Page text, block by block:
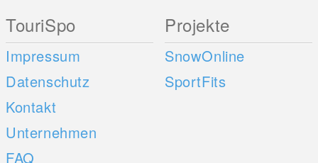
TouriSpo
Impressum
Datenschutz
Kontakt
Unternehmen
FAQ
Projekte
SnowOnline
SportFits